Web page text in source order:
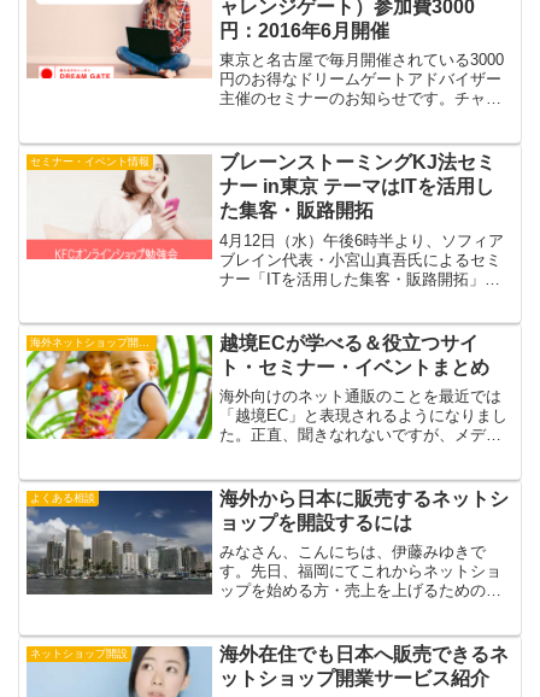
ャレンジゲート）参加費3000
円：2016年6月開催
東京と名古屋で毎月開催されている3000
円のお得なドリームゲートアドバイザー
主催のセミナーのお知らせです。チャレ
ゲート」でアドバイザー登録をしていま
す。全国で起業を...
セミナー・イベント情報
ブレーンストーミングKJ法セミ
ナー in東京 テーマはITを活用し
た集客・販路開拓
4月12日（水）午後6時半より、ソフィア
ブレイン代表・小宮山真吾氏によるセミ
ナー「ITを活用した集客・販路開拓」を
ミングKJ法」をグループに分かれて体験
して頂きます。
越境ECが学べる＆役立つサイ
ト・セミナー・イベントまとめ
海外向けのネット通販のことを最近では
「越境EC」と表現されるようになりまし
た。正直、聞きなれないですが、メディ
でよく耳にします。私も約10年ほど前か
ら今で言うところの...
よくある相談
海外から日本に販売するネットシ
ョップを開設するには
みなさん、こんにちは、伊藤みゆきで
す。先日、福岡にてこれからネットショ
ップを始める方・売上を上げるためのネ
いる日本人でアメリカのハワイにお住ま
いの女性の方からも...
ネットショップ開設
海外在住でも日本へ販売できるネ
ットショップ開業サービス紹介